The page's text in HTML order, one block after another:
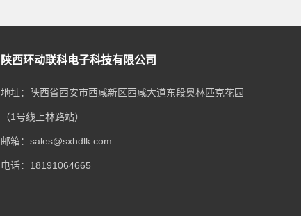
陕西环动联科电子科技有限公司
地址：陕西省西安市西咸新区西咸大道东段奥林匹克花园
（1号线上林路站）
邮箱：sales@sxhdlk.com
电话：18191064665